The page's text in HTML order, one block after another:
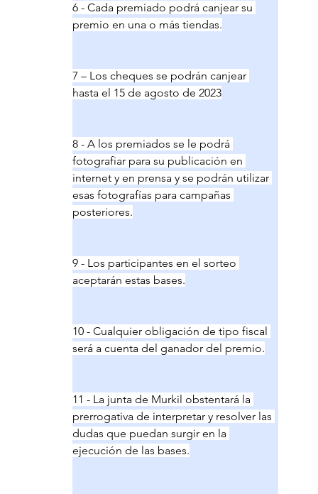
6 - Cada premiado podrá canjear su
premio en una o más tiendas.
7 – Los cheques se podrán canjear
hasta el 15 de agosto de 2023
8 - A los premiados se le podrá
fotografiar para su publicación en
internet y en prensa y se podrán utilizar
esas fotografías para campañas
posteriores.
9 - Los participantes en el sorteo
aceptarán estas bases.
10 - Cualquier obligación de tipo fiscal
será a cuenta del ganador del premio.
11 - La junta de Murkil obstentará la
prerrogativa de interpretar y resolver las
dudas que puedan surgir en la
ejecución de las bases.